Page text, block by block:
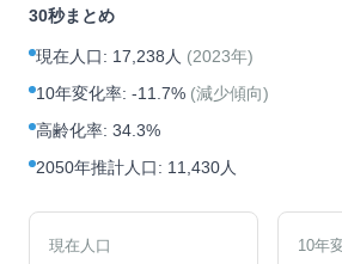
30秒まとめ
現在人口: 17,238人 (2023年)
10年変化率: -11.7% (減少傾向)
高齢化率: 34.3%
2050年推計人口: 11,430人
現在人口 10年